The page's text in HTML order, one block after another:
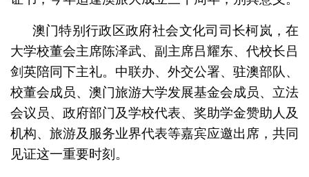
澳门特别行政区政府社会文化司司长柯岚，在
大学校董会主席陈泽武、副主席吕耀东、代校长吕
剑英陪同下主礼。中联办、外交公署、驻澳部队、
校董会成员、澳门旅游大学发展基金会成员、立法
会议员、政府部门及学校代表、奖助学金赞助人及
机构、旅游及服务业界代表等嘉宾应邀出席，共同
见证这一重要时刻。